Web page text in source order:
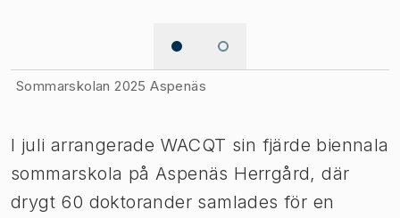
Sommarskolan 2025 Aspenäs
I juli arrangerade WACQT sin fjärde biennala
sommarskola på Aspenäs Herrgård, där
drygt 60 doktorander samlades för en